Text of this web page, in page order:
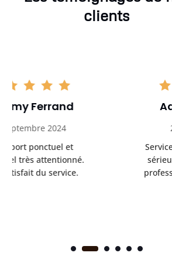
clients
Adrien Bouchet
Service de transport médical
sérieux et fiable. Chauffeur
professionnel et bienveillant.